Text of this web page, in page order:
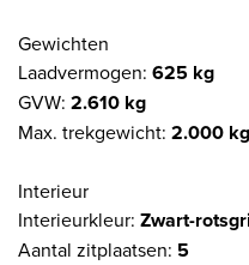
Gewichten
Laadvermogen: 625 kg
GVW: 2.610 kg
Max. trekgewicht: 2.000 kg
Interieur
Interieurkleur: Zwart-
Aantal zitplaatsen: 5